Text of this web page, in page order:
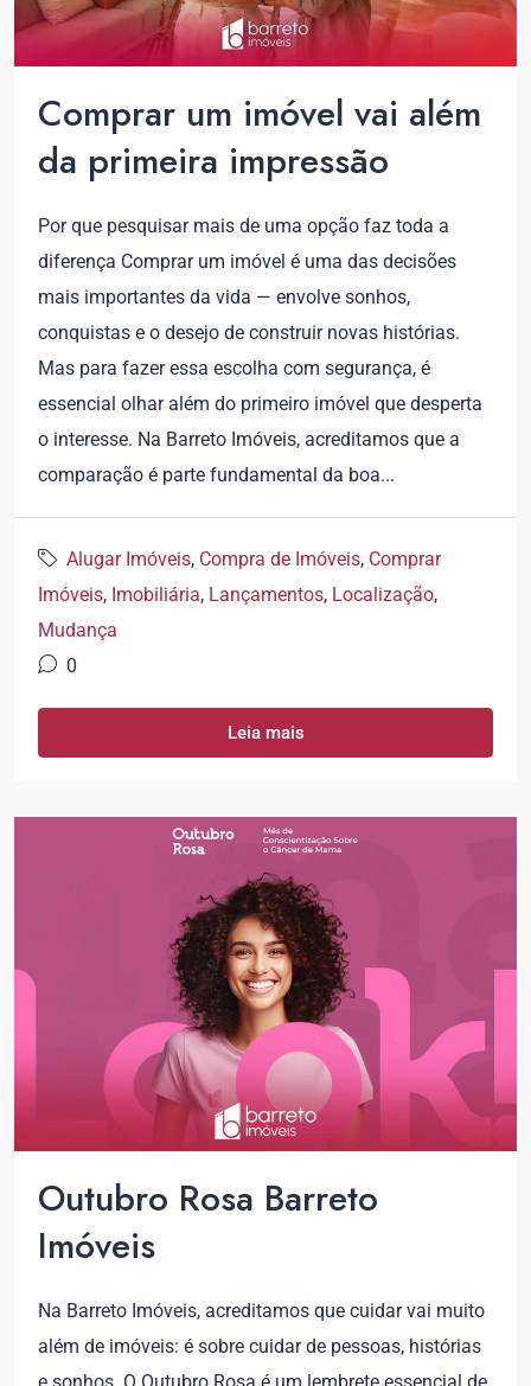
Comprar um imóvel vai além
da primeira impressão
Por que pesquisar mais de uma opção faz toda a
diferença Comprar um imóvel é uma das decisões
mais importantes da vida — envolve sonhos,
conquistas e o desejo de construir novas histórias.
Mas para fazer essa escolha com segurança, é
essencial olhar além do primeiro imóvel que desperta
o interesse. Na Barreto Imóveis, acreditamos que a
comparação é parte fundamental da boa...
Alugar Imóveis, Compra de Imóveis, Comprar
Imóveis, Imobiliária, Lançamentos, Localização,
Mudança
0
Leia mais
Outubro Rosa Barreto
Imóveis
Na Barreto Imóveis, acreditamos que cuidar vai muito
além de imóveis: é sobre cuidar de pessoas, histórias